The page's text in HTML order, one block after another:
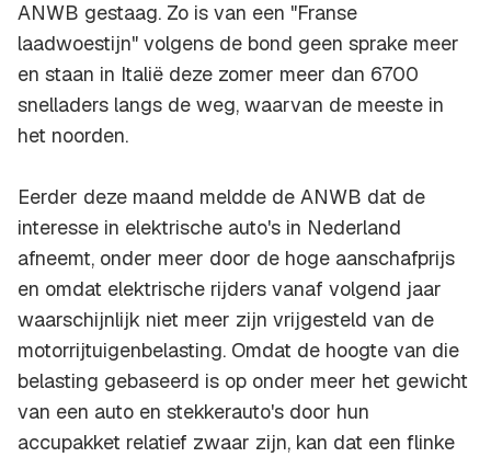
ANWB gestaag. Zo is van een "Franse
laadwoestijn" volgens de bond geen sprake meer
en staan in Italië deze zomer meer dan 6700
snelladers langs de weg, waarvan de meeste in
het noorden.
Eerder deze maand meldde de ANWB dat de
interesse in elektrische auto's in Nederland
afneemt, onder meer door de hoge aanschafprijs
en omdat elektrische rijders vanaf volgend jaar
waarschijnlijk niet meer zijn vrijgesteld van de
motorrijtuigenbelasting. Omdat de hoogte van die
belasting gebaseerd is op onder meer het gewicht
van een auto en stekkerauto's door hun
accupakket relatief zwaar zijn, kan dat een flinke